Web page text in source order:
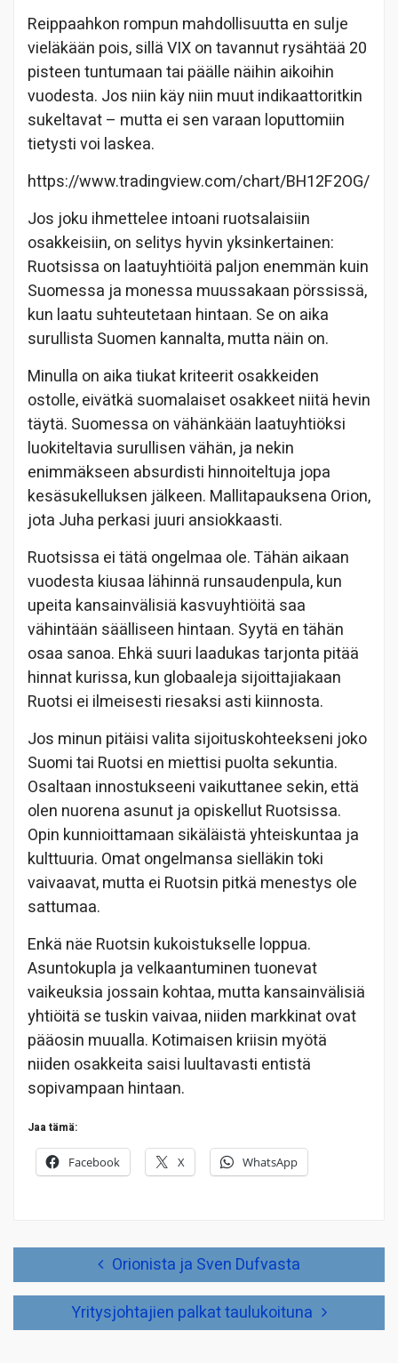
Reippaahkon rompun mahdollisuutta en sulje
vieläkään pois, sillä VIX on tavannut rysähtää 20
pisteen tuntumaan tai päälle näihin aikoihin
vuodesta. Jos niin käy niin muut indikaattoritkin
sukeltavat – mutta ei sen varaan loputtomiin
tietysti voi laskea.
https://www.tradingview.com/chart/BH12F2OG/
Jos joku ihmettelee intoani ruotsalaisiin
osakkeisiin, on selitys hyvin yksinkertainen:
Ruotsissa on laatuyhtiöitä paljon enemmän kuin
Suomessa ja monessa muussakaan pörssissä,
kun laatu suhteutetaan hintaan. Se on aika
surullista Suomen kannalta, mutta näin on.
Minulla on aika tiukat kriteerit osakkeiden
ostolle, eivätkä suomalaiset osakkeet niitä hevin
täytä. Suomessa on vähänkään laatuyhtiöksi
luokiteltavia surullisen vähän, ja nekin
enimmäkseen absurdisti hinnoiteltuja jopa
kesäsukelluksen jälkeen. Mallitapauksena Orion,
jota Juha perkasi juuri ansiokkaasti.
Ruotsissa ei tätä ongelmaa ole. Tähän aikaan
vuodesta kiusaa lähinnä runsaudenpula, kun
upeita kansainvälisiä kasvuyhtiöitä saa
vähintään säälliseen hintaan. Syytä en tähän
osaa sanoa. Ehkä suuri laadukas tarjonta pitää
hinnat kurissa, kun globaaleja sijoittajiakaan
Ruotsi ei ilmeisesti riesaksi asti kiinnosta.
Jos minun pitäisi valita sijoituskohteekseni joko
Suomi tai Ruotsi en miettisi puolta sekuntia.
Osaltaan innostukseeni vaikuttanee sekin, että
olen nuorena asunut ja opiskellut Ruotsissa.
Opin kunnioittamaan sikäläistä yhteiskuntaa ja
kulttuuria. Omat ongelmansa sielläkin toki
vaivaavat, mutta ei Ruotsin pitkä menestys ole
sattumaa.
Enkä näe Ruotsin kukoistukselle loppua.
Asuntokupla ja velkaantuminen tuonevat
vaikeuksia jossain kohtaa, mutta kansainvälisiä
yhtiöitä se tuskin vaivaa, niiden markkinat ovat
pääosin muualla. Kotimaisen kriisin myötä
niiden osakkeita saisi luultavasti entistä
sopivampaan hintaan.
Jaa tämä:
Facebook X WhatsApp
Orionista ja Sven Dufvasta
Yritysjohtajien palkat taulukoituna